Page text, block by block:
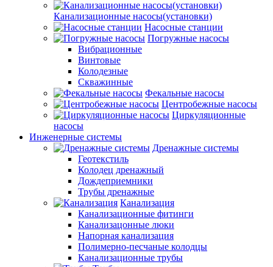
Канализационные насосы(установки)
Насосные станции
Погружные насосы
Вибрационные
Винтовые
Колодезные
Скважинные
Фекальные насосы
Центробежные насосы
Циркуляционные
насосы
Инженерные системы
Дренажные системы
Геотекстиль
Колодец дренажный
Дождеприемники
Трубы дренажные
Канализация
Канализационные фитинги
Канализацонные люки
Напорная канализация
Полимерно-песчаные колодцы
Канализационные трубы